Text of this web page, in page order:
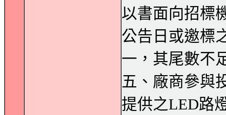
以書面向招標
公告日或邀標
一，其尾數不
五、廠商參與
提供之LED路